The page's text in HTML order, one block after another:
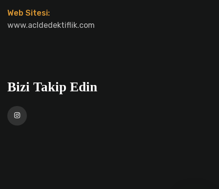
Web Sitesi:
www.acldedektiflik.com
Bizi Takip Edin